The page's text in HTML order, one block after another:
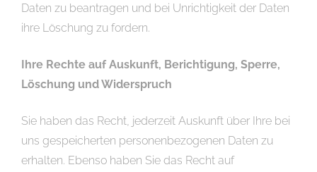
Daten zu beantragen und bei Unrichtigkeit der Daten
ihre Löschung zu fordern.
Ihre Rechte auf Auskunft, Berichtigung, Sperre,
Löschung und Widerspruch
Sie haben das Recht, jederzeit Auskunft über Ihre bei
uns gespeicherten personenbezogenen Daten zu
erhalten. Ebenso haben Sie das Recht auf